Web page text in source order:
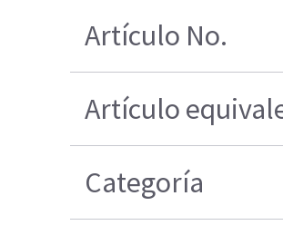
Artículo No.
Artículo
Categoría